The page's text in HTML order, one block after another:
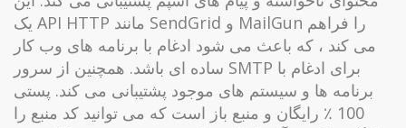
یک API HTTP مانند SendGrid و MailGun را فراهم
می کند ، که باعث می شود ادغام با برنامه های وب کار
ساده ای باشد. همچنین از سرور SMTP برای ادغام با
برنامه ها و سیستم های موجود پشتیبانی می کند. پستی
100 ٪ رایگان و منبع باز است که می توانید کد منبع را